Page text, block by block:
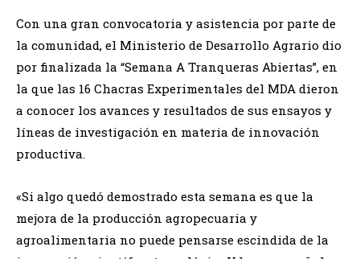
Con una gran convocatoria y asistencia por parte de
la comunidad, el Ministerio de Desarrollo Agrario dio
por finalizada la “Semana A Tranqueras Abiertas”, en
la que las 16 Chacras Experimentales del MDA dieron
a conocer los avances y resultados de sus ensayos y
líneas de investigación en materia de innovación
productiva.
«Si algo quedó demostrado esta semana es que la
mejora de la producción agropecuaria y
agroalimentaria no puede pensarse escindida de la